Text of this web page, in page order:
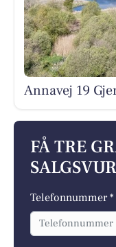
Annavej 19
FÅ TRE
Telefonnummer *